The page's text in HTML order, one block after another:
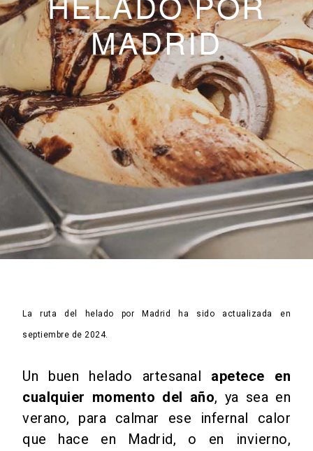
HELADO POR
MADRID
La ruta del helado por Madrid ha sido actualizada en
septiembre de 2024.
Un buen helado artesanal apetece en
cualquier momento del año, ya sea en
verano, para calmar ese infernal calor
que hace en Madrid, o en invierno,